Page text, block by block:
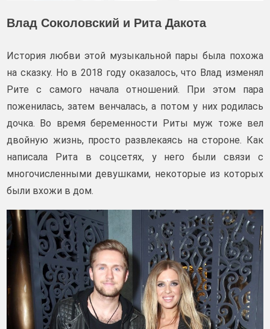
Влад Соколовский и Рита Дакота
История любви этой музыкальной пары была похожа
на сказку. Но в 2018 году оказалось, что Влад изменял
Рите с самого начала отношений. При этом пара
поженилась, затем венчалась, а потом у них родилась
дочка. Во время беременности Риты муж тоже вел
двойную жизнь, просто развлекаясь на стороне. Как
написала Рита в соцсетях, у него были связи с
многочисленными девушками, некоторые из которых
были вхожи в дом.